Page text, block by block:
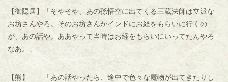
【御隠居】「そやそや、あの孫悟空に出てくる三蔵法師は立派な
お坊さんやろ。そのお坊さんがインドにお経をもらいに行くの
が、あの話や。ああやって当時はお経をもらいにいってたんやろ
なあ。」
【熊】 「あの話やったら、途中で色々な魔物が出てきたりし